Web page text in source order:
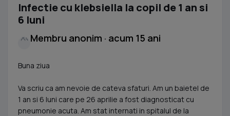
Infectie cu klebsiella la copil de 1 an si
6 luni
Membru anonim · acum 15 ani
Buna ziua
Va scriu ca am nevoie de cateva sfaturi. Am un baietel de
1 an si 6 luni care pe 26 aprilie a fost diagnosticat cu
pneumonie acuta. Am stat internati in spitalul de la